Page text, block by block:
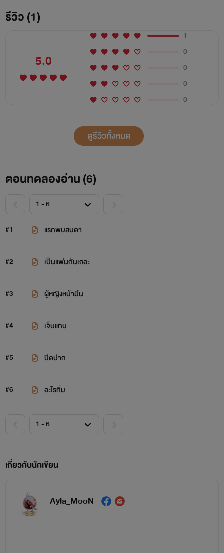
รีวิว (1)
5.0
1
0
0
0
0
ดูรีวิวทั้งหมด
ตอนทดลองอ่าน (6)
#1 แรกพบสบตา
#2 เป็นแฟนกันเถอะ
#3 ผู้หญิงหน้ามึน
#4 เจ็บแทน
#5 ปิดปาก
#6 อะไรทิ่ม
เกี่ยวกับนักเขียน
Ayla_MooN